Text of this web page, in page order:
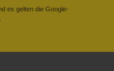
es gelten die Google-